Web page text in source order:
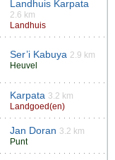
Landhuis Karpata
2.6 km
Landhuis
Ser’i Kabuya 2.9 km
Heuvel
Karpata 3.2 km
Landgoed(en)
Jan Doran 3.2 km
Punt